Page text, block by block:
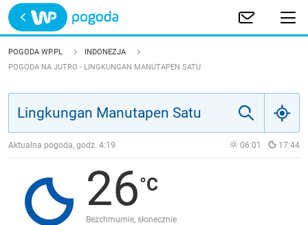
Trwa ładowanie
POLSKA
JAKOŚĆ POWIETRZA
POGODA WP.PL
INDONEZJA
POGODA NA JUTRO - LINGKUNGAN MANUTAPEN SATU
Aktualna pogoda, godz. 4:19 06:01 17:44
26
Bezchmurnie, słonecznie